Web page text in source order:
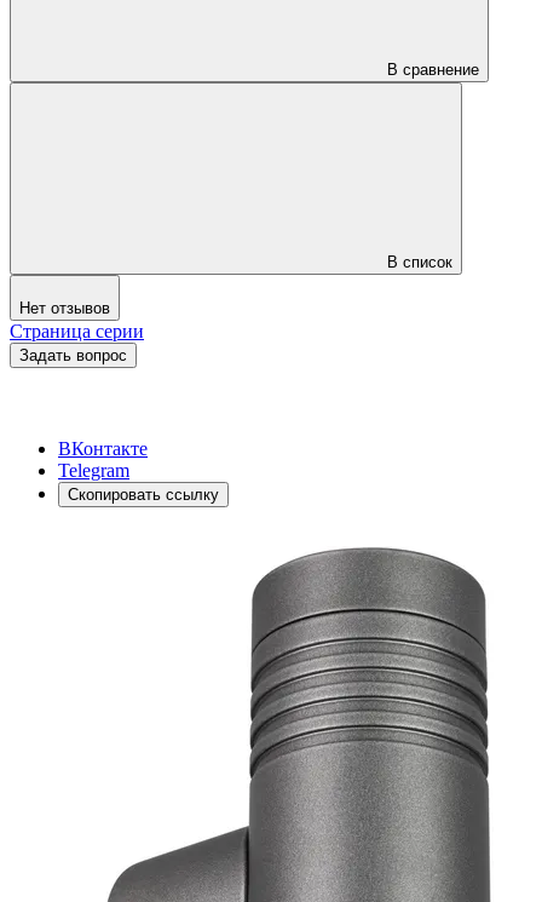
В сравнение
В список
Нет отзывов
Страница серии
Задать вопрос
ВКонтакте
Telegram
Скопировать ссылку